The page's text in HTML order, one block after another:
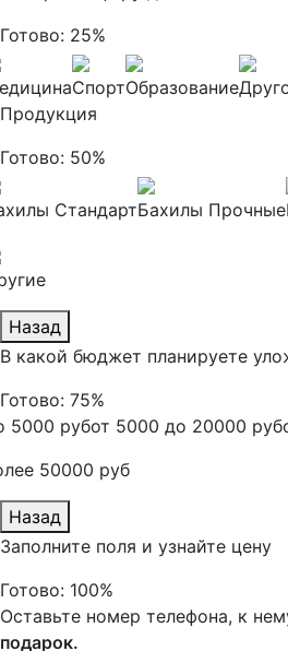
Готово: 25%
СпортОбразование
Продукция
Готово: 50%
СтандартБахилы Прочные
Назад
В какой бюджет планируете
Готово: 75%
5000 рубот 5000 до 20000 руб
50000 руб
Назад
Заполните поля и узнайте цену
Готово: 100%
Оставьте номер телефона, к
подарок.